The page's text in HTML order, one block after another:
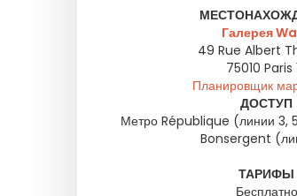
Галерея
49 Rue Albert
75010 Paris
Планировщик
ДОСТУП
Метро République (линии 3,
Bonsergent
ТАРИФЫ
Бесплатно